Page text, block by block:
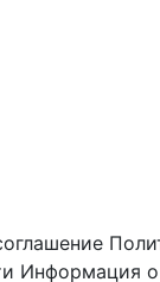
Информация